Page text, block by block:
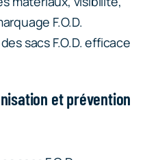
F.O.D.
sacs F.O.D. efficace
et prévention